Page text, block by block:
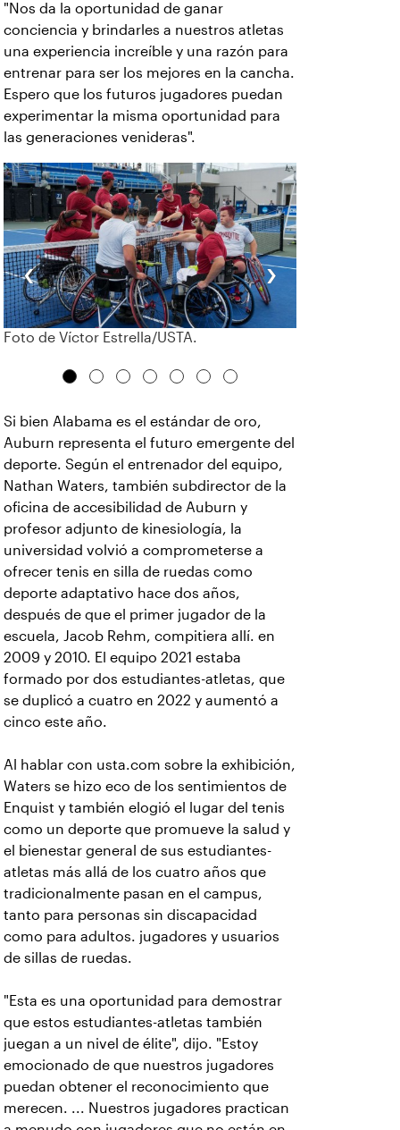
"Nos da la oportunidad de ganar
conciencia y brindarles a nuestros atletas
una experiencia increíble y una razón para
entrenar para ser los mejores en la cancha.
Espero que los futuros jugadores puedan
experimentar la misma oportunidad para
las generaciones venideras".
‹
Foto de Víctor Estrella/USTA.
›
Si bien Alabama es el estándar de oro,
Auburn representa el futuro emergente del
deporte. Según el entrenador del equipo,
Nathan Waters, también subdirector de la
oficina de accesibilidad de Auburn y
profesor adjunto de kinesiología, la
universidad volvió a comprometerse a
ofrecer tenis en silla de ruedas como
deporte adaptativo hace dos años,
después de que el primer jugador de la
escuela, Jacob Rehm, compitiera allí. en
2009 y 2010. El equipo 2021 estaba
formado por dos estudiantes-atletas, que
se duplicó a cuatro en 2022 y aumentó a
cinco este año.
Al hablar con usta.com sobre la exhibición,
Waters se hizo eco de los sentimientos de
Enquist y también elogió el lugar del tenis
como un deporte que promueve la salud y
el bienestar general de sus estudiantes-
atletas más allá de los cuatro años que
tradicionalmente pasan en el campus,
tanto para personas sin discapacidad
como para adultos. jugadores y usuarios
de sillas de ruedas.
"Esta es una oportunidad para demostrar
que estos estudiantes-atletas también
juegan a un nivel de élite", dijo. "Estoy
emocionado de que nuestros jugadores
puedan obtener el reconocimiento que
merecen. ... Nuestros jugadores practican